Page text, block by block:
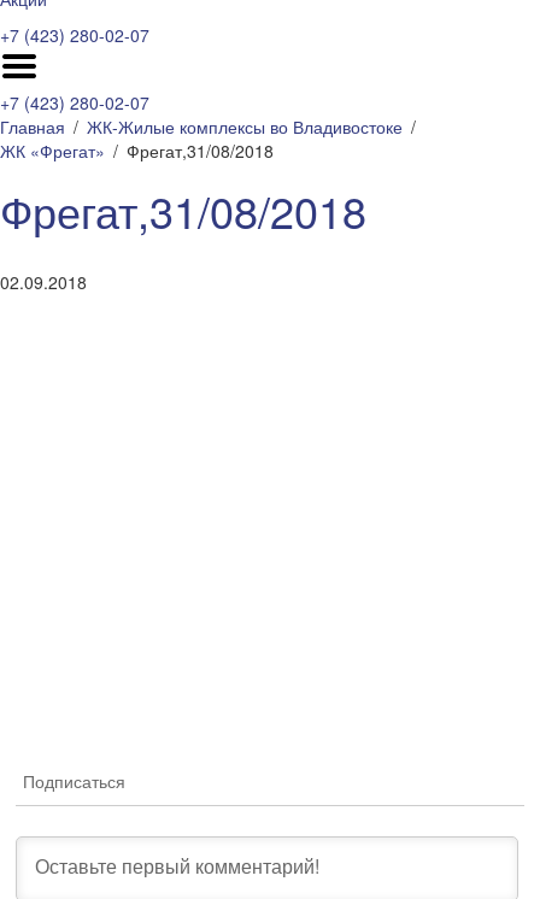
+7 (423) 280-02-07
+7 (423) 280-02-07
Главная
ЖК-Жилые комплексы во Владивостоке
ЖК «Фрегат»
Фрегат,31/08/2018
Фрегат,31/08/2018
02.09.2018
Подписаться